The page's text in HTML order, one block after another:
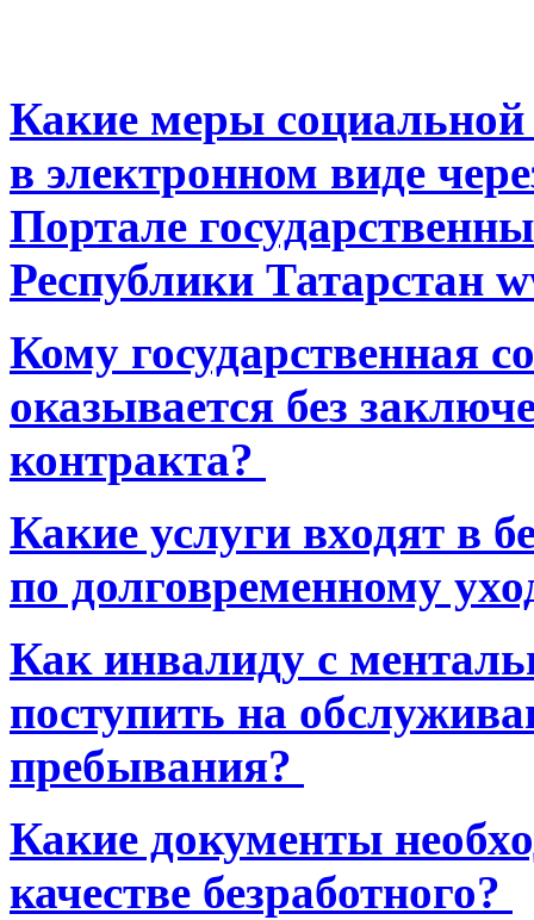
Какие меры
в электронном виде
Портале
Республики Татарстан
Кому государственная
оказывается без
контракта?
Какие услуги входят в
по долговременному
Как инвалиду с
поступить на
пребывания?
Какие документы
качестве безработного?